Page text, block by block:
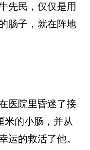
先民，仅仅是用
肠子，就在阵地
医院里昏迷了接
米的小肠，并从
运的救活了他。